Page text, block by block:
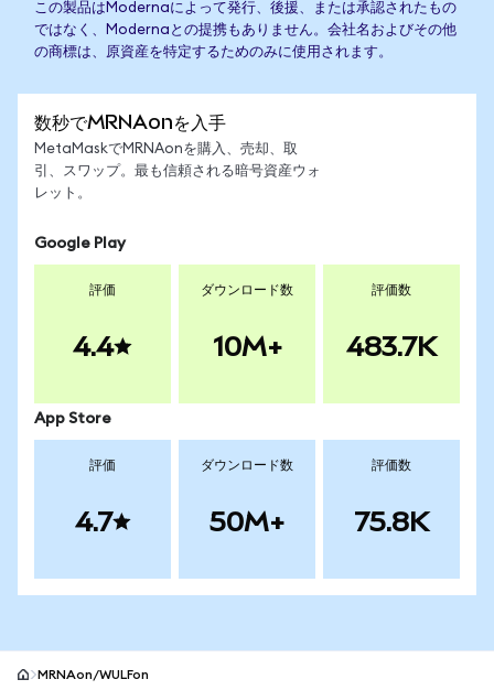
この製品はModernaによって発行、後援、または承認されたもの
ではなく、Modernaとの提携もありません。会社名およびその他
の商標は、原資産を特定するためのみに使用されます。
数秒でMRNAonを入手
MetaMaskでMRNAonを購入、売却、取
引、スワップ。最も信頼される暗号資産ウォ
レット。
Google Play
評価
4.4
ダウンロード数
10M+
評価数
483.7K
App Store
評価
4.7
ダウンロード数
50M+
評価数
75.8K
MRNAon/WULFon